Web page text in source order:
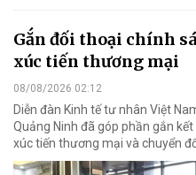
Gắn đối thoại chính
xúc tiến thương mại
08/08/2026 02:12
Diễn đàn Kinh tế tư nhân Việt
Quảng Ninh đã góp phần gắn
xúc tiến thương mại và chuyển